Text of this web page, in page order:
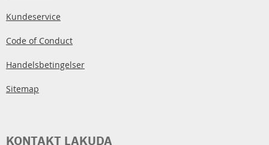
Kundeservice
Code of Conduct
Handelsbetingelser
Sitemap
KONTAKT LAKUDA